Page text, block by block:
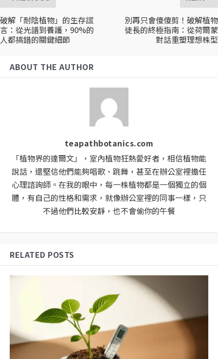
破解「耐陰植物」的生存謊
言：從光譜到養護，90%的
人都搞錯的關鍵細節
別再只會傻傻剪！破解植物
徒長的終極指南：從荷爾蒙
對話重塑理想株型
ABOUT THE AUTHOR
teapathbotanics.com
「植物界的達爾文」，室內植物狂熱愛好者，相信植物能
說話，還堅信他們能夠唱歌、跳舞，甚至在辦公室裡擔任
心理諮詢師。在我的眼中，每一株植物都是一個獨立的個
體，有自己的性格和需求，就像辦公室裡的同事一樣，只
不過他們比較安靜，也不會偷你的午餐
RELATED POSTS